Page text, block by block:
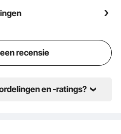
recensie
en -ratings?